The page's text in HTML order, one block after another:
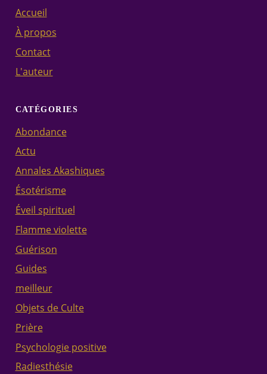
Accueil
À propos
Contact
L'auteur
CATÉGORIES
Abondance
Actu
Annales Akashiques
Ésotérisme
Éveil spirituel
Flamme violette
Guérison
Guides
meilleur
Objets de Culte
Prière
Psychologie positive
Radiesthésie